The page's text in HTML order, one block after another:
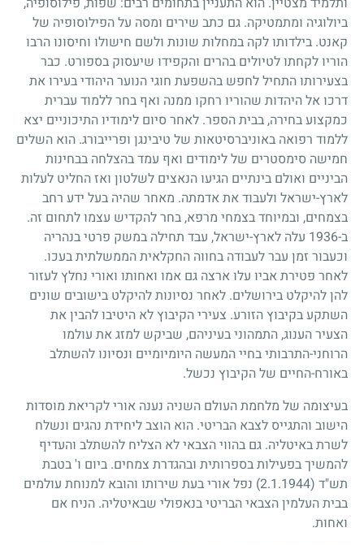
ביולוגיה ומתמטיקה. גם כתב שירים ומסה על הפילוסופיה של
קאנט. בילדותו לקה במחלות שונות ולשם חישולו וחיסונו הרבו
הוריו לקחתו לטיולים בהרים והקפידו שיעסוק בספורט. כבר
בצעירותו התחיל לחפש בהשפעת חוגי הנוער היהודי בעירו את
דרכו אל היהדות שהוריו רחקו ממנה ואף בחר ללמוד עברית
כמקצוע בחירה, בבית הספר. לאחר סיום לימודיו התיכוניים יצא
ללמוד רפואה באוניברסיטאות של טיבינגן ופרייבורג. הוא השלים
חמישה סימסטרים של לימודים ואף עמד בהצלחה בבחינות
הביניים ואולם בינתיים הגיעו הנאצים לשלטון ואז החליט לעלות
לארץ-ישראל ולעבוד את אדמתה. מאחר שהיה בעל ידע רחב
בצמחים, ובמיוחד בצמחי מרפא, בחר להקדיש עצמו לתחום זה.
ב-1936 עלה לארץ-ישראל, עבד תחילה במשק פרטי בנהריה
וכעבור זמן עבר לעבודה בחווה החקלאית הממשלתית בעכו.
לאחר פטירת אביו עלו ארצה גם אמו ואחותו ואורי נחלץ לעזור
להן להיקלט בירושלים. לאחר נסיונות להיקלט בישובים שונים
השתקע בקיבוץ הזורע. צעירי הקיבוץ לא היטיבו להבין את
הצעיר הענוג, התמהוני בעיניהם, שביקש למזג את עולמו
הרוחני-התרבותי בחיי המעשה היומיומיים ונסיונו להשתלב
באורח-החיים של הקיבוץ נכשל.
בעיצומה של מלחמת העולם השניה נענה אורי לקריאת מוסדות
הישוב והתגייס לצבא הבריטי. הוא הוצב ליחידת נהגים ונשלח
לשרת באיטליה. גם בהווי הצבאי לא הצליח להשתלב והעדיף
להמשיך בפעילות בספרותית ובהגדרת צמחים. ביום ו' בטבת
תש"ד (2.1.1944)
נפל אורי בעת שירותו והובא למנוחת עולמים
בבית העלמין הצבאי הבריטי בנאפולי שבאיטליה. הניח אם
ואחות.